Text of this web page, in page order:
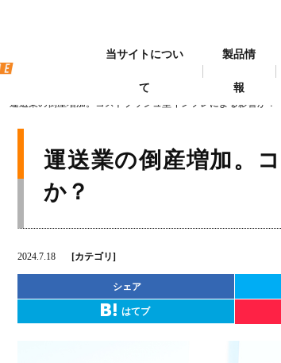
当サイトについ
て
製品情
報
> 運送業の倒産増加。コストプッシュ型インフレによる影響か？
運送業の倒産増加。
か？
2024.7.18 [カテゴリ]
シェア
はてブ